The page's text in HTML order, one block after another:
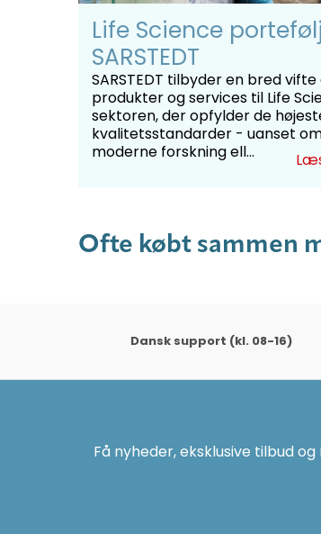
Life Science
SARSTEDT
SARSTEDT tilbyder en bred vifte
produkter og services til Life
sektoren, der opfylder de
kvalitetsstandarder - uanset
moderne forskning ell...
Ofte købt sammen
Dansk support (kl. 08-16)
Få nyheder, eksklusive tilbud